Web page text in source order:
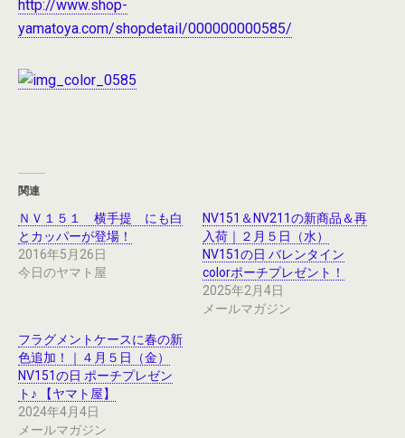
http://www.shop-
yamatoya.com/shopdetail/000000000585/
関連
ＮＶ１５１ 横手提 にも白
とカッパーが登場！
2016年5月26日
今日のヤマト屋
NV151＆NV211の新商品＆再
入荷｜２月５日（水）
NV151の日 バレンタイン
colorポーチプレゼント！
2025年2月4日
メールマガジン
フラグメントケースに春の新
色追加！｜４月５日（金）
NV151の日 ポーチプレゼン
ト♪ 【ヤマト屋】
2024年4月4日
メールマガジン